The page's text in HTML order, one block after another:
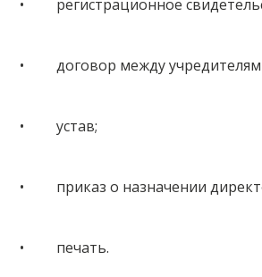
• регистрационное
• договор между
• устав;
• приказ о назначении
• печать.